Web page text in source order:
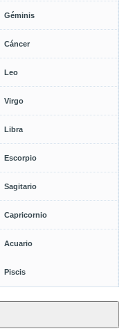
Géminis
Cáncer
Leo
Virgo
Libra
Escorpio
Sagitario
Capricornio
Acuario
Piscis